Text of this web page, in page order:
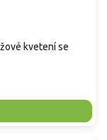
kvetení se